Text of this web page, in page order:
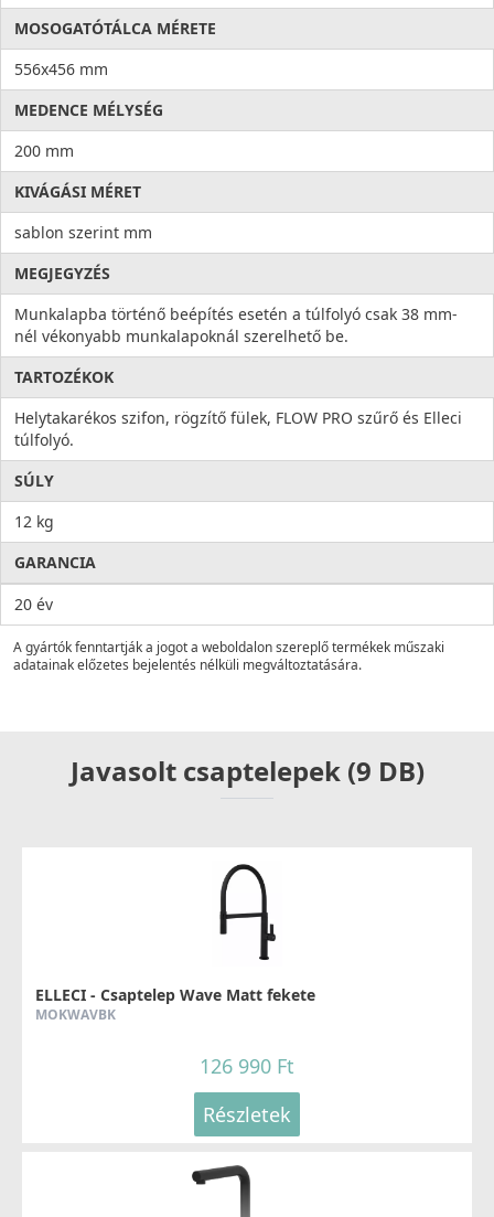
MOSOGATÓTÁLCA MÉRETE
556x456 mm
MEDENCE MÉLYSÉG
200 mm
KIVÁGÁSI MÉRET
sablon szerint mm
MEGJEGYZÉS
Munkalapba történő beépítés esetén a túlfolyó csak 38 mm-
nél vékonyabb munkalapoknál szerelhető be.
TARTOZÉKOK
Helytakarékos szifon, rögzítő fülek, FLOW PRO szűrő és Elleci
túlfolyó.
SÚLY
12 kg
GARANCIA
20 év
A gyártók fenntartják a jogot a weboldalon szereplő termékek műszaki
adatainak előzetes bejelentés nélküli megváltoztatására.
Javasolt csaptelepek (9 DB)
ELLECI - Csaptelep Wave Matt fekete
MOKWAVBK
126 990 Ft
Részletek